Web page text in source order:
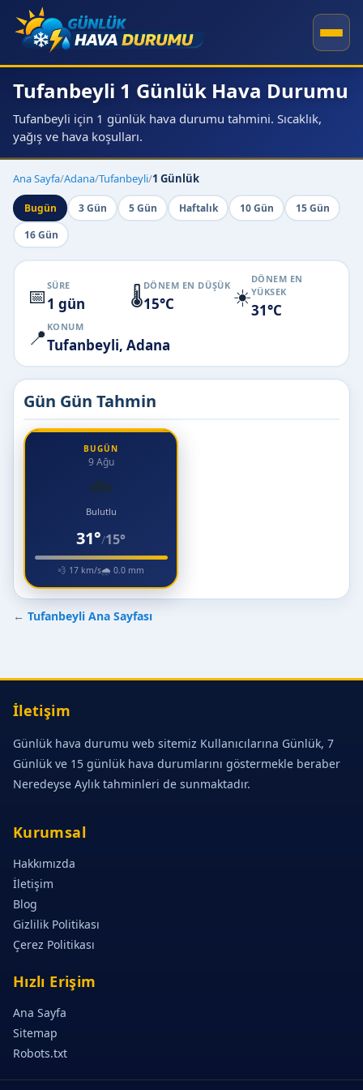
Tufanbeyli 1 Günlük Hava Durumu
Tufanbeyli için 1 günlük hava durumu tahmini. Sıcaklık,
yağış ve hava koşulları.
Ana Sayfa/Adana/Tufanbeyli/1 Günlük
Bugün 3 Gün 5 Gün Haftalık 10 Gün
15 Gün
16 Gün
📅 SÜRE
1 gün 🌡️DÖNEM EN DÜŞÜK
15°C ☀️
DÖNEM EN
YÜKSEK
31°C
📍 KONUM
Tufanbeyli, Adana
Gün Gün Tahmin
BUGÜN
9 Ağu
☁️
Bulutlu
31°/15°
💨 17 km/s🌧 0.0 mm
← Tufanbeyli Ana Sayfası
İletişim
Günlük hava durumu web sitemiz Kullanıcılarına Günlük, 7
Günlük ve 15 günlük hava durumlarını göstermekle beraber
Neredeyse Aylık tahminleri de sunmaktadır.
Kurumsal
Hakkımızda
İletişim
Blog
Gizlilik Politikası
Çerez Politikası
Hızlı Erişim
Ana Sayfa
Sitemap
Robots.txt